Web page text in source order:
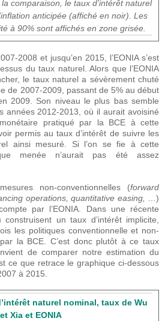
comparaison, le taux d’intérêt naturel
anticipée (affiché en noir). Les
à 90% sont affichés en zone grisée.
2008 et jusqu’en 2015, l’EONIA s’est
du taux naturel. Alors que l’EONIA
le taux naturel a sévèrement chuté
de 2007-2009, passant de 5% au début
2009. Son niveau le plus bas semble
années 2012-2013, où il aurait avoisiné
monétaire pratiqué par la BCE à cette
permis au taux d’intérêt de suivre les
ainsi mesuré. Si l’on se fie à cette
menée n’aurait pas été assez
non-conventionnelles (forward
operations, quantitative easing, …)
par l’EONIA. Dans une récente
un taux d’intérêt implicite,
les politiques conventionnelle et non-
la BCE. C’est donc plutôt à ce taux
de comparer notre estimation du
ce que retrace le graphique ci-dessous
à 2015.
naturel nominal, taux de Wu
et Xia et EONIA